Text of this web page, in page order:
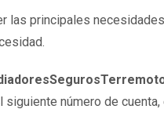
las principales
número de